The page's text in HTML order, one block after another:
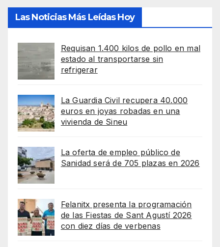
Las Noticias Más Leídas Hoy
Requisan 1.400 kilos de pollo en mal
estado al transportarse sin
refrigerar
La Guardia Civil recupera 40.000
euros en joyas robadas en una
vivienda de Sineu
La oferta de empleo público de
Sanidad será de 705 plazas en 2026
Felanitx presenta la programación
de las Fiestas de Sant Agustí 2026
con diez días de verbenas